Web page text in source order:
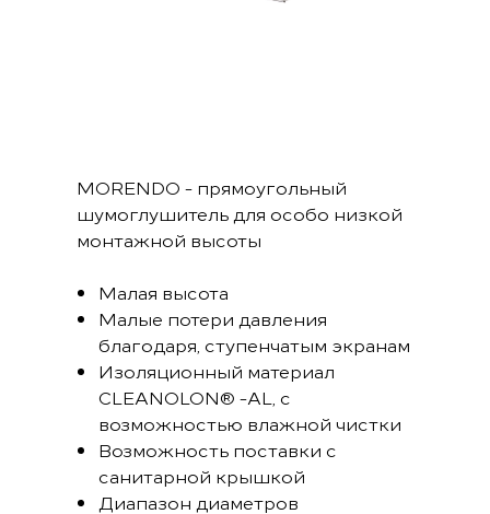
MORENDO - прямоугольный
шумоглушитель для особо низкой
монтажной высоты
Малая высота
Малые потери давления
благодаря, ступенчатым экранам
Изоляционный материал
CLEANOLON® -AL, с
возможностью влажной чистки
Возможность поставки с
санитарной крышкой
Диапазон диаметров